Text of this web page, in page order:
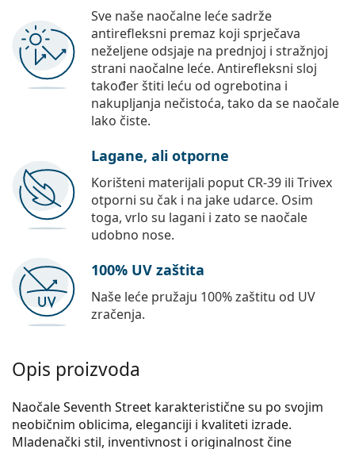
Sve naše naočalne leće sadrže
antirefleksni premaz koji sprječava
neželjene odsjaje na prednjoj i stražnjoj
strani naočalne leće. Antirefleksni sloj
također štiti leću od ogrebotina i
nakupljanja nečistoća, tako da se naočale
lako čiste.
Lagane, ali otporne
Korišteni materijali poput CR-39 ili Trivex
otporni su čak i na jake udarce. Osim
toga, vrlo su lagani i zato se naočale
udobno nose.
100% UV zaštita
Naše leće pružaju 100% zaštitu od UV
zračenja.
Opis proizvoda
Naočale Seventh Street karakteristične su po svojim
neobičnim oblicima, eleganciji i kvaliteti izrade.
Mladenački stil, inventivnost i originalnost čine